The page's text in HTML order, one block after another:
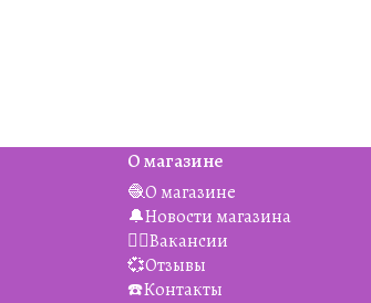
О магазине
🧶О магазине
🔔Новости магазина
👯‍♀️Вакансии
💞Отзывы
☎️Контакты